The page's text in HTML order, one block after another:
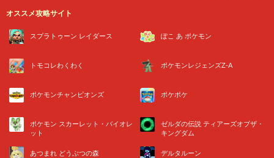
オススメ攻略サイト
スプラトゥーン レイダース ぽこ あ ポケモン
トモコレわくわく ポケモンレジェンズZ-A
ポケモンチャンピオンズ ポケポケ
ポケモン スカーレット・バイオレ
ット
ゼルダの伝説 ティアーズオブザ・
キングダム
あつまれ どうぶつの森 デルタルーン